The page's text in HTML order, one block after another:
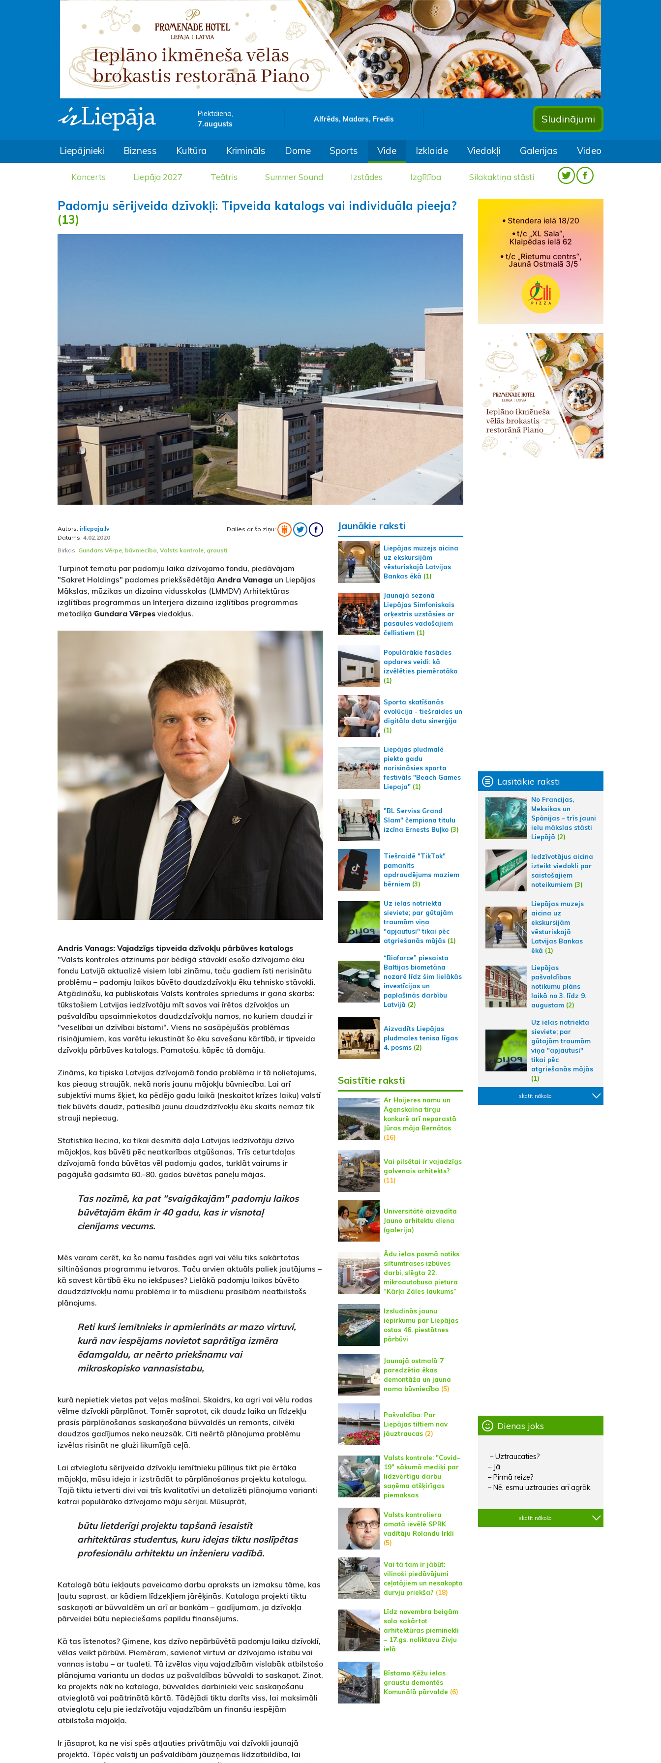
Piektdiena,
7.augusts
Alfrēds, Madars, Fredis Sludinājumi
Liepājnieki Bizness Kultūra Krimināls Dome Sports Vide Izklaide Viedokļi Galerijas Video
Koncerts Liepāja 2027 Teātris Summer Sound Izstādes Izglītība Silakaktiņa stāsti
Padomju sērijveida dzīvokļi: Tipveida katalogs vai individuāla pieeja?
(13)
Autors: irliepaja.lv
Datums: 4.02.2020
Dalies ar šo ziņu:
Birkas: Gundars Vērpe, būvniecība, Valsts kontrole, grausti
Turpinot tematu par padomju laika dzīvojamo fondu, piedāvājam
"Sakret Holdings" padomes priekšsēdētāja Andra Vanaga un Liepājas
Mākslas, mūzikas un dizaina vidusskolas (LMMDV) Arhitektūras
izglītības programmas un Interjera dizaina izglītības programmas
metodiķa Gundara Vērpes viedokļus.
Andris Vanags: Vajadzīgs tipveida dzīvokļu pārbūves katalogs
"Valsts kontroles atzinums par bēdīgā stāvoklī esošo dzīvojamo ēku
fondu Latvijā aktualizē visiem labi zināmu, taču gadiem īsti nerisinātu
problēmu – padomju laikos būvēto daudzdzīvokļu ēku tehnisko stāvokli.
Atgādināšu, ka publiskotais Valsts kontroles spriedums ir gana skarbs:
tūkstošiem Latvijas iedzīvotāju mīt savos vai īrētos dzīvokļos un
pašvaldību apsaimniekotos daudzdzīvokļu namos, no kuriem daudzi ir
"veselībai un dzīvībai bīstami". Viens no sasāpējušās problēmas
risinājumiem, kas varētu iekustināt šo ēku savešanu kārtībā, ir tipveida
dzīvokļu pārbūves katalogs. Pamatošu, kāpēc tā domāju.
Zināms, ka tipiska Latvijas dzīvojamā fonda problēma ir tā nolietojums,
kas pieaug straujāk, nekā noris jaunu mājokļu būvniecība. Lai arī
subjektīvi mums šķiet, ka pēdējo gadu laikā (neskaitot krīzes laiku) valstī
tiek būvēts daudz, patiesībā jaunu daudzdzīvokļu ēku skaits nemaz tik
strauji nepieaug.
Statistika liecina, ka tikai desmitā daļa Latvijas iedzīvotāju dzīvo
mājokļos, kas būvēti pēc neatkarības atgūšanas. Trīs ceturtdaļas
dzīvojamā fonda būvētas vēl padomju gados, turklāt vairums ir
pagājušā gadsimta 60.–80. gados būvētas paneļu mājas.
Tas nozīmē, ka pat "svaigākajām" padomju laikos
būvētajām ēkām ir 40 gadu, kas ir visnotaļ
cienījams vecums.
Mēs varam cerēt, ka šo namu fasādes agri vai vēlu tiks sakārtotas
siltināšanas programmu ietvaros. Taču arvien aktuāls paliek jautājums –
kā savest kārtībā ēku no iekšpuses? Lielākā padomju laikos būvēto
daudzdzīvokļu namu problēma ir to mūsdienu prasībām neatbilstošs
plānojums.
Reti kurš iemītnieks ir apmierināts ar mazo virtuvi,
kurā nav iespējams novietot saprātīga izmēra
ēdamgaldu, ar neērto priekšnamu vai
mikroskopisko vannasistabu,
kurā nepietiek vietas pat veļas mašīnai. Skaidrs, ka agri vai vēlu rodas
vēlme dzīvokli pārplānot. Tomēr saprotot, cik daudz laika un līdzekļu
prasīs pārplānošanas saskaņošana būvvaldēs un remonts, cilvēki
daudzos gadījumos neko neuzsāk. Citi neērtā plānojuma problēmu
izvēlas risināt ne gluži likumīgā ceļā.
Lai atvieglotu sērijveida dzīvokļu iemītnieku pūliņus tikt pie ērtāka
mājokļa, mūsu ideja ir izstrādāt to pārplānošanas projektu katalogu.
Tajā tiktu ietverti divi vai trīs kvalitatīvi un detalizēti plānojuma varianti
katrai populārāko dzīvojamo māju sērijai. Mūsuprāt,
būtu lietderīgi projektu tapšanā iesaistīt
arhitektūras studentus, kuru idejas tiktu noslīpētas
profesionālu arhitektu un inženieru vadībā.
Katalogā būtu iekļauts paveicamo darbu apraksts un izmaksu tāme, kas
ļautu saprast, ar kādiem līdzekļiem jārēķinās. Kataloga projekti tiktu
saskaņoti ar būvvaldēm un arī ar bankām – gadījumam, ja dzīvokļa
pārveidei būtu nepieciešams papildu finansējums.
Kā tas īstenotos? Ģimene, kas dzīvo nepārbūvētā padomju laiku dzīvoklī,
vēlas veikt pārbūvi. Piemēram, savienot virtuvi ar dzīvojamo istabu vai
vannas istabu – ar tualeti. Tā izvēlas viņu vajadzībām vislabāk atbilstošo
plānojuma variantu un dodas uz pašvaldības būvvaldi to saskaņot. Zinot,
ka projekts nāk no kataloga, būvvaldes darbinieki veic saskaņošanu
atvieglotā vai paātrinātā kārtā. Tādējādi tiktu darīts viss, lai maksimāli
atvieglotu ceļu pie iedzīvotāju vajadzībām un finanšu iespējām
atbilstoša mājokļa.
Ir jāsaprot, ka ne visi spēs atļauties privātmāju vai dzīvokli jaunajā
projektā. Tāpēc valstij un pašvaldībām jāuzņemas līdzatbildība, lai
Jaunākie raksti
Liepājas muzejs aicina
uz ekskursijām
vēsturiskajā Latvijas
Bankas ēkā (1)
Jaunajā sezonā
Liepājas Simfoniskais
orķestris uzstāsies ar
pasaules vadošajiem
čellistiem(1)
Populārākie fasādes
apdares veidi: kā
izvēlēties piemērotāko
(1)
Sporta skatīšanās
evolūcija - tiešraides un
digitālo datu sinerģija
(1)
Liepājas pludmalē
piekto gadu
norisināsies sporta
festivāls "Beach Games
Liepaja"(1)
"BL Serviss Grand
Slam" čempiona titulu
izcīna Ernests Buļko(3)
Tiešraidē "TikTok"
pamanīts
apdraudējums maziem
bērniem(3)
Uz ielas notriekta
sieviete; par gūtajām
traumām viņa
"apjautusi" tikai pēc
atgriešanās mājās(1)
“Bioforce” piesaista
Baltijas biometāna
nozarē līdz šim lielākās
investīcijas un
paplašinās darbību
Latvijā (2)
Aizvadīts Liepājas
pludmales tenisa līgas
4. posms(2)
Saistītie raksti
Ar Hoijeres namu un
Āgenskalna tirgu
konkurē arī neparastā
Jūras māja Bernātos
(16)
Vai pilsētai ir vajadzīgs
galvenais arhitekts?
(11)
Universitātē aizvadīta
Jauno arhitektu diena
(galerija)
Ādu ielas posmā notiks
siltumtrases izbūves
darbi, slēgta 22.
mikroautobusa pietura
“Kārļa Zāles laukums”
Izsludinās jaunu
iepirkumu par Liepājas
ostas 46. piestātnes
pārbūvi
Jaunajā ostmalā 7
paredzētia ēkas
demontāža un jauna
nama būvniecība (5)
Pašvaldība: Par
Liepājas tiltiem nav
jāuztraucas(2)
Valsts kontrole: "Covid–
19" sākumā mediķi par
līdzvērtīgu darbu
saņēma atšķirīgas
piemaksas
Valsts kontroliera
amatā ievēlē SPRK
vadītāju Rolandu Irkli
(5)
Vai tā tam ir jābūt:
vilinoši piedāvājumi
ceļotājiem un nesakopta
durvju priekša? (18)
Līdz novembra beigām
sola sakārtot
arhitektūras pieminekli
– 17.gs. noliktavu Zivju
ielā
Bīstamo Ķēžu ielas
graustu demontēs
Komunālā pārvalde (6)
Lasītākie raksti
No Francijas,
Meksikas un
Spānijas – trīs jauni
ielu mākslas stāsti
Liepājā (2)
Iedzīvotājus aicina
izteikt viedokli par
saistošajiem
noteikumiem (3)
Liepājas muzejs
aicina uz
ekskursijām
vēsturiskajā
Latvijas Bankas
ēkā (1)
Liepājas
pašvaldības
notikumu plāns
laikā no 3. līdz 9.
augustam (2)
Uz ielas notriekta
sieviete; par
gūtajām traumām
viņa "apjautusi"
tikai pēc
atgriešanās mājās
(1)
skatīt nākošo
Dienas joks
– Uztraucaties?
– Jā.
– Pirmā reize?
– Nē, esmu uztraucies arī agrāk.
skatīt nākošo